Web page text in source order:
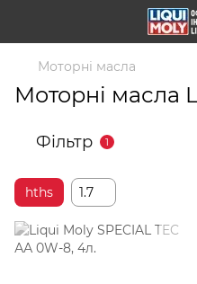
Моторні масла
Моторні масла
Фільтр 1
hths 1.7